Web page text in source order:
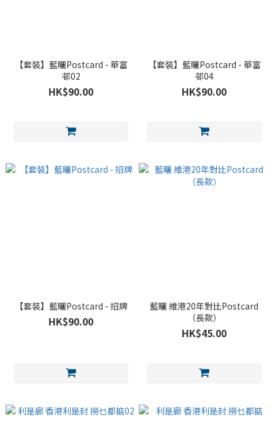
【套裝】藍曬Postcard - 華富
邨02
HK$90.00
【套裝】藍曬Postcard - 華富
邨04
HK$90.00
【套裝】藍曬Postcard - 招牌
HK$90.00
藍曬 維港20年對比Postcard
（長款）
HK$45.00